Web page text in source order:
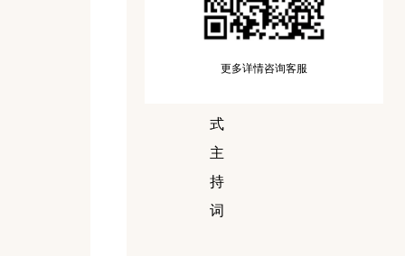
善
捐
款
式
主
持
词
更多详情咨询客服